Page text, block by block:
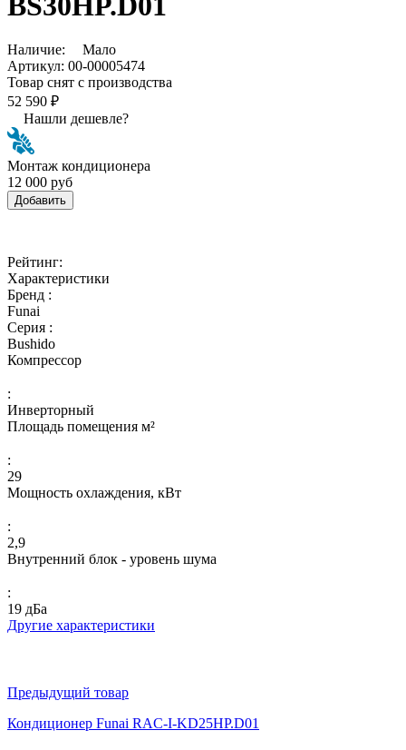
Наличие:
Мало
Артикул: 00-00005474
Товар снят с производства
52 590 ₽
Нашли дешевле?
Монтаж кондиционера
12 000 руб
Добавить
Рейтинг:
Характеристики
Бренд :
Funai
Серия :
Bushido
Компрессор
:
Инверторный
Площадь помещения м²
:
29
Мощность охлаждения, кВт
:
2,9
Внутренний блок - уровень шума
:
19 дБа
Другие характеристики
Предыдущий товар
Кондиционер Funai RAC-I-KD25HP.D01